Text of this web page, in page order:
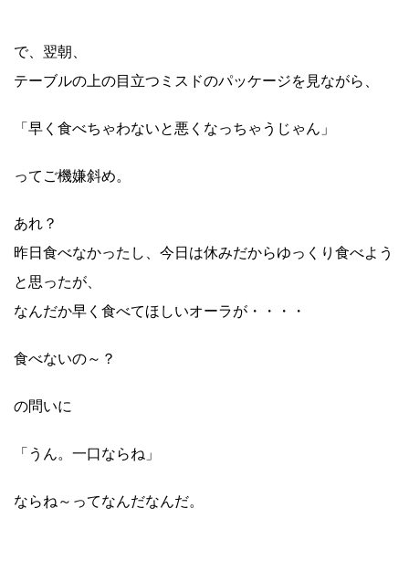
で、翌朝、
テーブルの上の目立つミスドのパッケージを見ながら、
「早く食べちゃわないと悪くなっちゃうじゃん」
ってご機嫌斜め。
あれ？
昨日食べなかったし、今日は休みだからゆっくり食べよう
と思ったが、
なんだか早く食べてほしいオーラが・・・・
食べないの～？
の問いに
「うん。一口ならね」
ならね～ってなんだなんだ。